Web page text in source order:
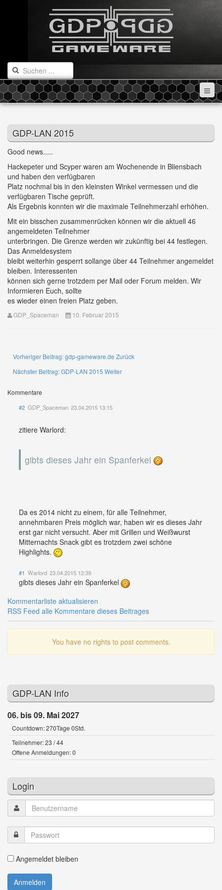
GDP-LAN 2015
Good news.....
Hackepeter und Scyper waren am Wochenende in Bliensbach
und haben den verfügbaren
Platz nochmal bis in den kleinsten Winkel vermessen und die
verfügbaren Tische geprüft.
Als Ergebnis konnten wir die maximale Teilnehmerzahl erhöhen.
Mit ein bisschen zusammenrücken können wir die aktuell 46
angemeldeten Teilnehmer
unterbringen. Die Grenze werden wir zukünftig bei 44 festlegen.
Das Anmeldesystem
bleibt weiterhin gesperrt sollange über 44 Teilnehmer angemeldet
bleiben. Interessenten
können sich gerne trotzdem per Mail oder Forum melden. Wir
Informieren Euch, sollte
es wieder einen freien Platz geben.
GDP_Spaceman 10. Februar 2015
Vorheriger Beitrag: gdp-gameware.de Zurück
Nächster Beitrag: GDP-LAN 2015 Weiter
Kommentare
#2 GDP_Spaceman 23.04.2015 13:15
zitiere Warlord:
gibts dieses Jahr ein Spanferkel
Da es 2014 nicht zu einem, für alle Teilnehmer,
annehmbaren Preis möglich war, haben wir es dieses Jahr
erst gar nicht versucht. Aber mit Grillen und Weißwurst
Mitternachts Snack gibt es trotzdem zwei schöne
Highlights.
#1 Warlord 23.04.2015 12:39
gibts dieses Jahr ein Spanferkel
Kommentarliste aktualisieren
RSS Feed alle Kommentare dieses Beitrages
You have no rights to post comments.
GDP-LAN Info
06. bis 09. Mai 2027
Countdown: 270Tage 0Std.
Teilnehmer: 23 / 44
Offene Anmeldungen: 0
Login
Angemeldet bleiben